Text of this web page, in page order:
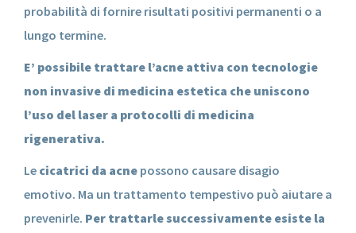
probabilità di fornire risultati positivi permanenti o a
lungo termine.
E’ possibile trattare l’acne attiva con tecnologie
non invasive di medicina estetica che uniscono
l’uso del laser a protocolli di medicina
rigenerativa.
Le cicatrici da acne possono causare disagio
emotivo. Ma un trattamento tempestivo può aiutare a
prevenirle. Per trattarle successivamente esiste la